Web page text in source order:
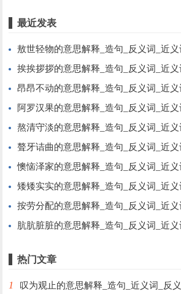
最近发表
敖世轻物的意思解释_造句_反义词_近
挨挨拶拶的意思解释_造句_反义词_近
昂昂不动的意思解释_造句_反义词_近
阿罗汉果的意思解释_造句_反义词_近
熬清守淡的意思解释_造句_反义词_近
聱牙诘曲的意思解释_造句_反义词_近
懊恼泽家的意思解释_造句_反义词_近
矮矮实实的意思解释_造句_反义词_近
按劳分配的意思解释_造句_反义词_近
肮肮脏脏的意思解释_造句_反义词_近
热门文章
1 叹为观止的意思解释_造句_近义词_反